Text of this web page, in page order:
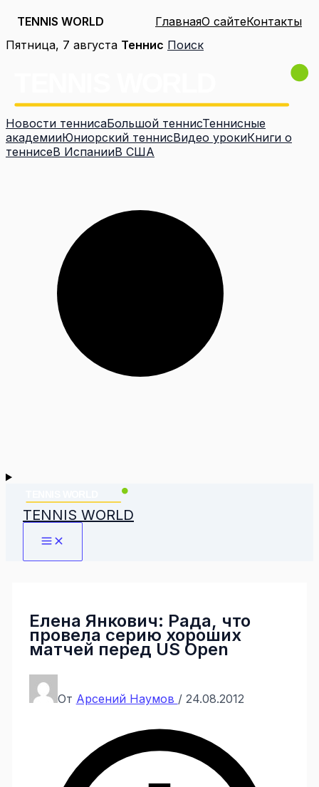
TENNIS WORLD ГлавнаяО сайтеКонтакты
Перейти
Пятница, 7 августа Теннис Поиск
Новости теннисаБольшой теннисТеннисные
академииЮниорский теннисВидео урокиКниги о
теннисеВ ИспанииВ США
TENNIS WORLD
Елена Янкович: Рада, что
провела серию хороших
матчей перед US Open
От Арсений Наумов / 24.08.2012